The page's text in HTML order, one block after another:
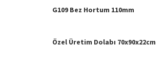
G109 Bez Hortum 110mm
Özel Üretim Dolabı 70x90x22cm